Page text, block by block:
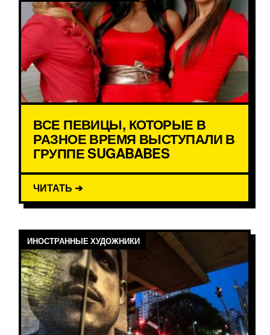
ВСЕ ПЕВИЦЫ, КОТОРЫЕ В
РАЗНОЕ ВРЕМЯ ВЫСТУПАЛИ В
ГРУППЕ SUGABABES
ЧИТАТЬ ➔
ИНОСТРАННЫЕ ХУДОЖНИКИ